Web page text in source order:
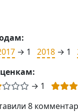
→ 1 2018 → 1
→ 1
8